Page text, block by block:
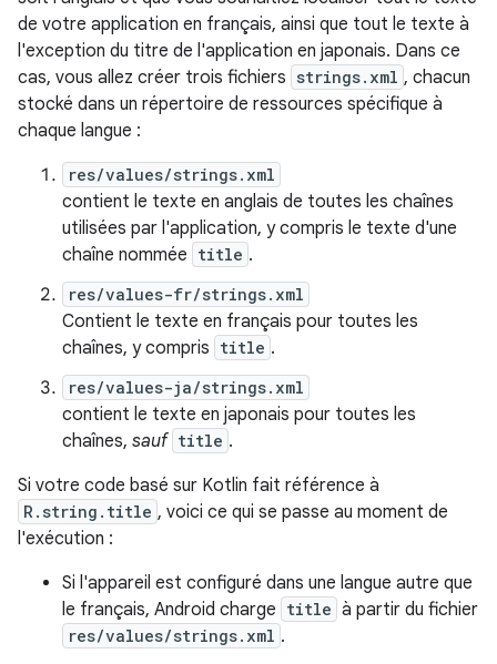
de votre application en français, ainsi que tout le texte à
l'exception du titre de l'application en japonais. Dans ce
cas, vous allez créer trois fichiers strings.xml , chacun
stocké dans un répertoire de ressources spécifique à
chaque langue :
res/values/strings.xml
contient le texte en anglais de toutes les chaînes
utilisées par l'application, y compris le texte d'une
chaîne nommée title .
res/values-fr/strings.xml
Contient le texte en français pour toutes les
chaînes, y compris title .
res/values-ja/strings.xml
contient le texte en japonais pour toutes les
chaînes, sauf title .
Si votre code basé sur Kotlin fait référence à
R.string.title , voici ce qui se passe au moment de
l'exécution :
Si l'appareil est configuré dans une langue autre que
le français, Android charge title à partir du fichier
res/values/strings.xml .